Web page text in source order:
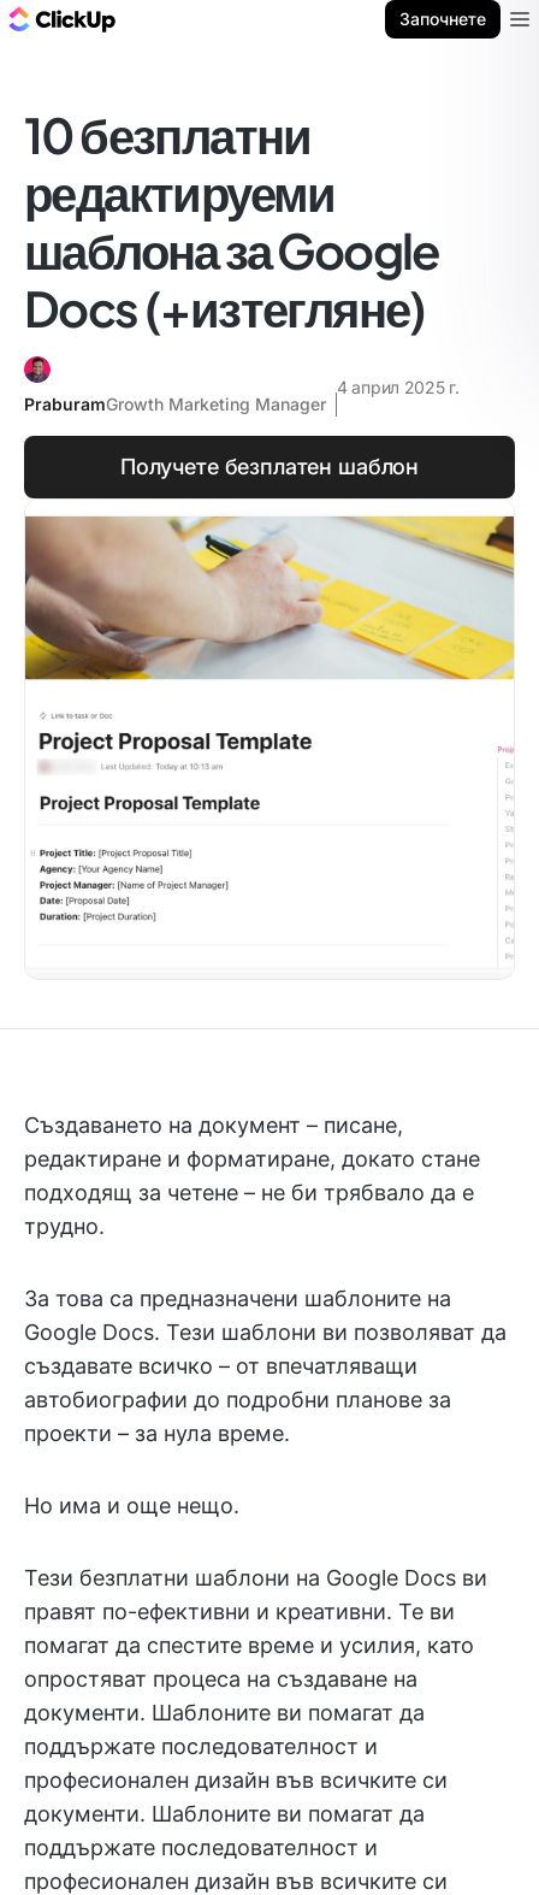
Започнете
10 безплатни
редактируеми
шаблона за Google
Docs (+изтегляне)
PraburamGrowth Marketing Manager
4 април 2025 г.
Получете безплатен шаблон
Създаването на документ – писане,
редактиране и форматиране, докато стане
подходящ за четене – не би трябвало да е
трудно.
За това са предназначени шаблоните на
Google Docs. Тези шаблони ви позволяват да
създавате всичко – от впечатляващи
автобиографии до подробни планове за
проекти – за нула време.
Но има и още нещо.
Тези безплатни шаблони на Google Docs ви
правят по-ефективни и креативни. Те ви
помагат да спестите време и усилия, като
опростяват процеса на създаване на
документи. Шаблоните ви помагат да
поддържате последователност и
професионален дизайн във всичките си
документи. Шаблоните ви помагат да
поддържате последователност и
професионален дизайн във всичките си